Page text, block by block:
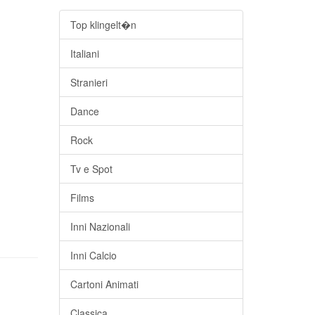
Top klingelt�n
Italiani
Stranieri
Dance
Rock
Tv e Spot
Films
Inni Nazionali
Inni Calcio
Cartoni Animati